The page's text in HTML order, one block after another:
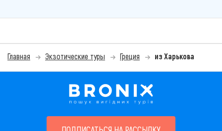
Главная Экзотические туры Греция из Харькова